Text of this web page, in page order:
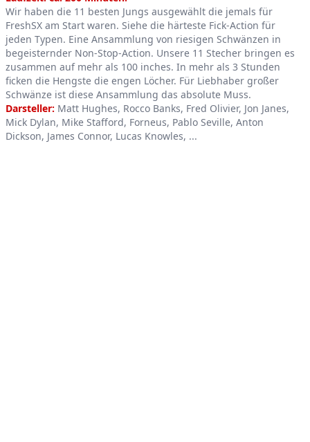
Wir haben die 11 besten Jungs ausgewählt die jemals für
FreshSX am Start waren. Siehe die härteste Fick-Action für
jeden Typen. Eine Ansammlung von riesigen Schwänzen in
begeisternder Non-Stop-Action. Unsere 11 Stecher bringen es
zusammen auf mehr als 100 inches. In mehr als 3 Stunden
ficken die Hengste die engen Löcher. Für Liebhaber großer
Schwänze ist diese Ansammlung das absolute Muss.
Darsteller: Matt Hughes, Rocco Banks, Fred Olivier, Jon Janes,
Mick Dylan, Mike Stafford, Forneus, Pablo Seville, Anton
Dickson, James Connor, Lucas Knowles, ...